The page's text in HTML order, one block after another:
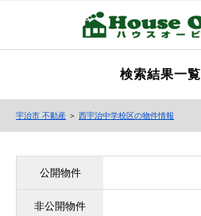
検索結果一覧
宇治市 不動産 ＞ 西宇治中学校区の物件情報
公開物件
非公開物件